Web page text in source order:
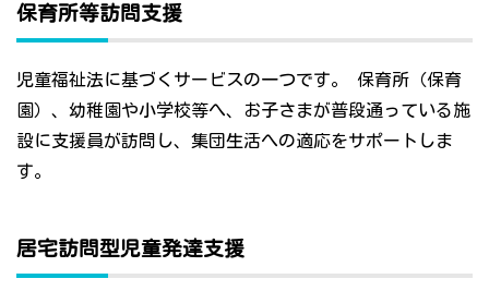
保育所等訪問支援
児童福祉法に基づくサービスの一つです。 保育所（保育
園）、幼稚園や小学校等へ、お子さまが普段通っている施
設に支援員が訪問し、集団生活への適応をサポートしま
す。
居宅訪問型児童発達支援